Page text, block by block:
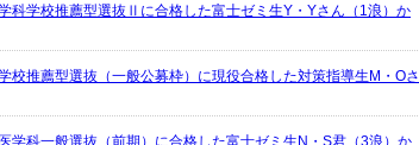
科学校推薦型選抜Ⅱに合格した富士ゼミ生Y・Yさん（1浪）か
校推薦型選抜（一般公募枠）に現役合格した対策指導生M・Oさ
学科一般選抜（前期）に合格した富士ゼミ生N・S君（3浪）か